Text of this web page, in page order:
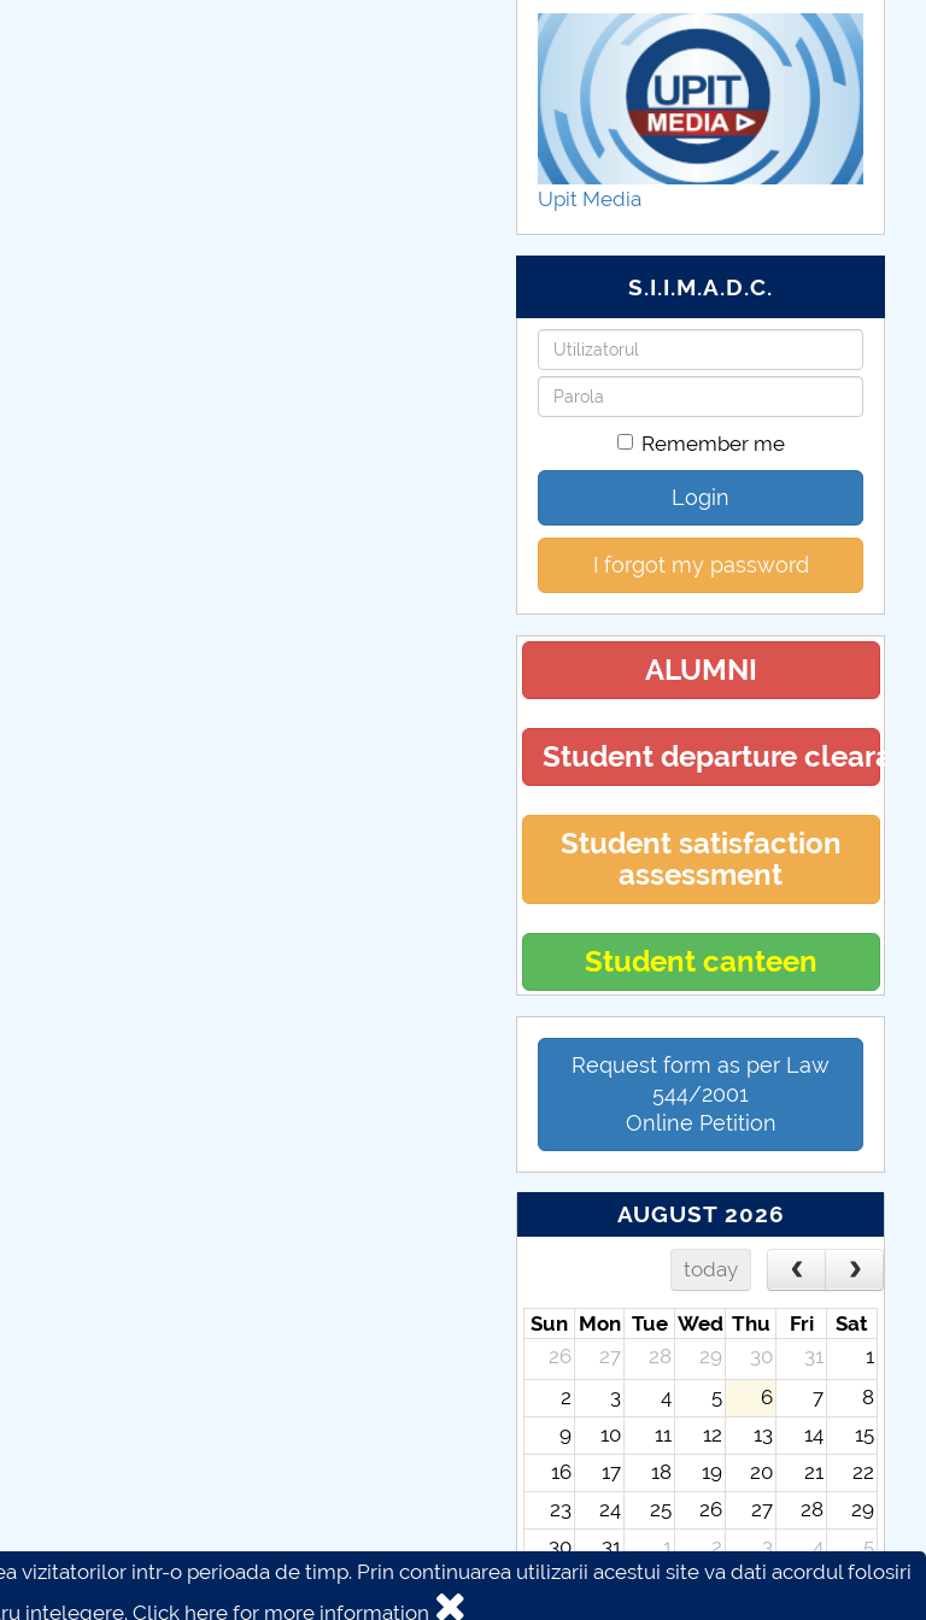
Upit Media
S.I.I.M.A.D.C.
Username
Password
Remember me
Login
I forgot my password
ALUMNI
Student departure
Student satisfaction
assessment
Student canteen
Request form as per Law
544/2001
Online Petition
AUGUST 2026
today
Sun Mon Tue Wed Thu Fri
Sat
26
27 28 29 30 31
1
2
3 4 5 6 7
8
9
10 11 12 13 14
15
16
17 18 19 20 21
22
23
24 25 26 27 28
29
30
31 1 2 3 4
5
vizitatorilor intr-o perioada de timp. Prin continuarea utilizarii acestui site va dati acordul folosiri
intelegere.Click here for more information